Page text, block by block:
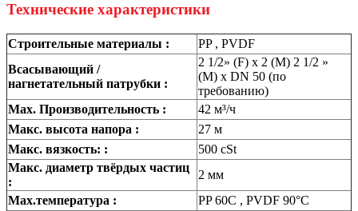
Технические характеристики
Строительные материалы :
PP , PVDF
Всасывающий /
нагнетательный патрубки :
2 1/2» (F) x 2 (M) 2 1/2 »
(M) x DN 50 (по
требованию)
Max. Производительность :
42 м³/ч
Макс. высота напора :
27 м
Макс. вязкость: :
500 cSt
Макс. диаметр твёрдых частиц
:
2 мм
Max.температура :
PP 60C , PVDF 90°C